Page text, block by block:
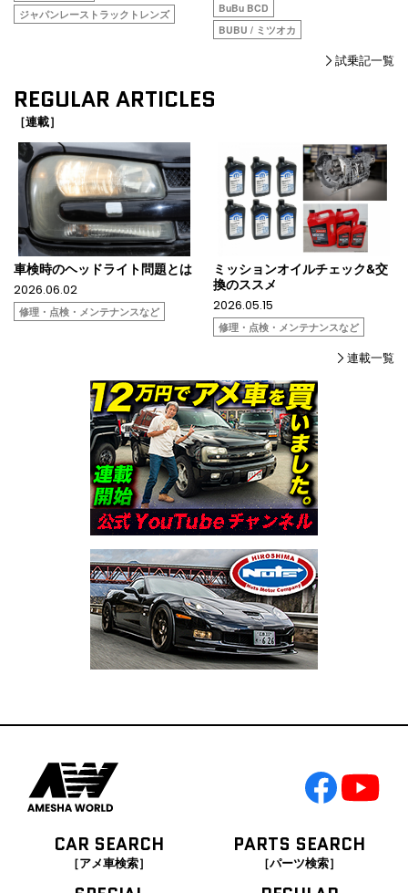
ジャパンレーストラックトレンズ
BuBu BCD
BUBU / ミツオカ
試乗記一覧
REGULAR ARTICLES
［連載］
車検時のヘッドライト問題とは
2026.06.02
修理・点検・メンテナンスなど
ミッションオイルチェック&交
換のススメ
2026.05.15
修理・点検・メンテナンスなど
連載一覧
CAR SEARCH
［アメ車検索］
PARTS SEARCH
［パーツ検索］